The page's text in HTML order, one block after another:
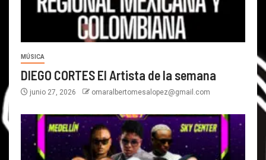
MÚSICA
DIEGO CORTES El Artista de la semana
junio 27, 2026 omaralbertomesalopez@gmail.com